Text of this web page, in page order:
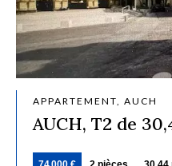
APPARTEMENT, AUCH
AUCH, T2 de